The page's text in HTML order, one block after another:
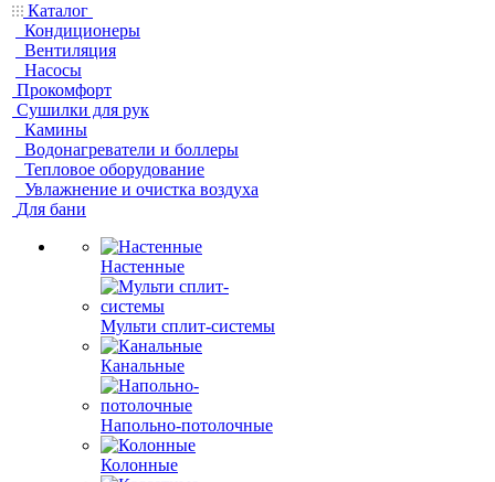
Каталог
Кондиционеры
Вентиляция
Насосы
Прокомфорт
Сушилки для рук
Камины
Водонагреватели и боллеры
Тепловое оборудование
Увлажнение и очистка воздуха
Для бани
Настенные
Мульти сплит-системы
Канальные
Напольно-потолочные
Колонные